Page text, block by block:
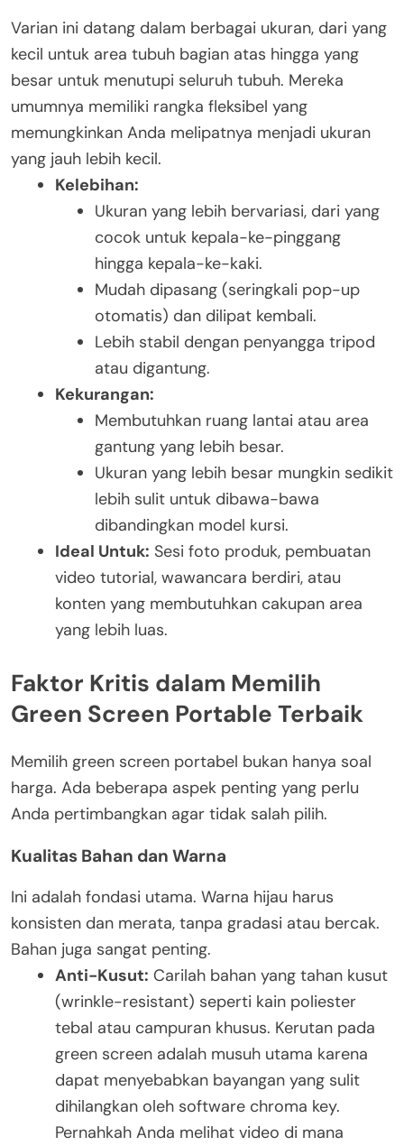
Varian ini datang dalam berbagai ukuran, dari yang
kecil untuk area tubuh bagian atas hingga yang
besar untuk menutupi seluruh tubuh. Mereka
umumnya memiliki rangka fleksibel yang
memungkinkan Anda melipatnya menjadi ukuran
yang jauh lebih kecil.
Kelebihan:
Ukuran yang lebih bervariasi, dari yang
cocok untuk kepala-ke-pinggang
hingga kepala-ke-kaki.
Mudah dipasang (seringkali pop-up
otomatis) dan dilipat kembali.
Lebih stabil dengan penyangga tripod
atau digantung.
Kekurangan:
Membutuhkan ruang lantai atau area
gantung yang lebih besar.
Ukuran yang lebih besar mungkin sedikit
lebih sulit untuk dibawa-bawa
dibandingkan model kursi.
Ideal Untuk: Sesi foto produk, pembuatan
video tutorial, wawancara berdiri, atau
konten yang membutuhkan cakupan area
yang lebih luas.
Faktor Kritis dalam Memilih
Green Screen Portable Terbaik
Memilih green screen portabel bukan hanya soal
harga. Ada beberapa aspek penting yang perlu
Anda pertimbangkan agar tidak salah pilih.
Kualitas Bahan dan Warna
Ini adalah fondasi utama. Warna hijau harus
konsisten dan merata, tanpa gradasi atau bercak.
Bahan juga sangat penting.
Anti-Kusut: Carilah bahan yang tahan kusut
(wrinkle-resistant) seperti kain poliester
tebal atau campuran khusus. Kerutan pada
green screen adalah musuh utama karena
dapat menyebabkan bayangan yang sulit
dihilangkan oleh software chroma key.
Pernahkah Anda melihat video di mana